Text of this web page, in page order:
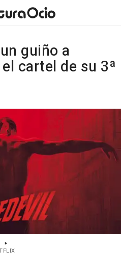
guiño a
cartel de su 3ª